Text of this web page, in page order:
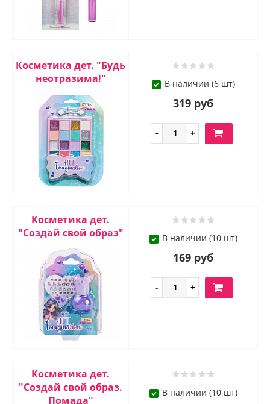
Косметика дет. "Будь
неотразима!"
В наличии (6 шт)
319 руб
Косметика дет.
"Создай свой образ"
В наличии (10 шт)
169 руб
Косметика дет.
"Создай свой образ.
Помада"
В наличии (10 шт)